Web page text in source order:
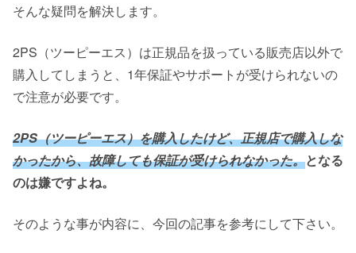
そんな疑問を解決します。
2PS（ツーピーエス）は正規品を扱っている販売店以外で
購入してしまうと、1年保証やサポートが受けられないの
で注意が必要です。
2PS（ツーピーエス）を購入したけど、正規店で購入しな
かったから、故障しても保証が受けられなかった。となる
のは嫌ですよね。
そのような事が内容に、今回の記事を参考にして下さい。